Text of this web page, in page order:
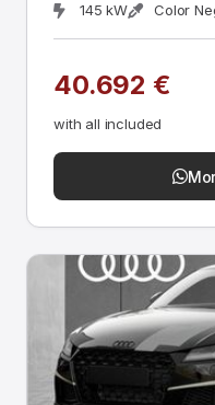
145 kW
Color
40.692 €
with all included